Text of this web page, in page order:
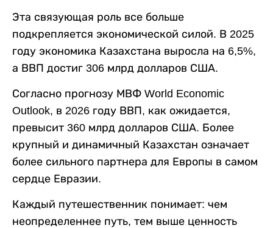
Эта связующая роль все больше
подкрепляется экономической силой. В 2025
году экономика Казахстана выросла на 6,5%,
а ВВП достиг 306 млрд долларов США.
Согласно прогнозу МВФ World Economic
Outlook, в 2026 году ВВП, как ожидается,
превысит 360 млрд долларов США. Более
крупный и динамичный Казахстан означает
более сильного партнера для Европы в самом
сердце Евразии.
Каждый путешественник понимает: чем
неопределеннее путь, тем выше ценность